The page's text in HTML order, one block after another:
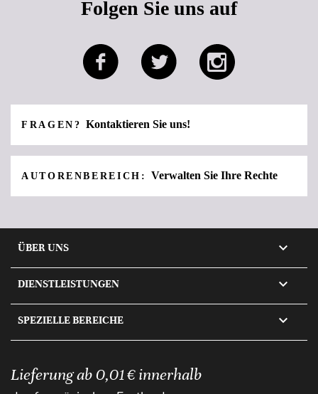
Folgen Sie uns auf
FRAGEN?Kontaktieren Sie uns!
AUTORENBEREICH:Verwalten Sie Ihre Rechte
ÜBER UNS 
DIENSTLEISTUNGEN 
SPEZIELLE BEREICHE 
Lieferung ab 0,01 € innerhalb